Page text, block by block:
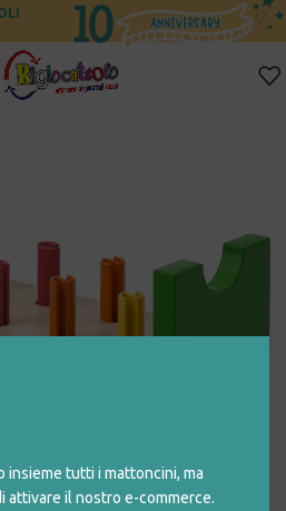
insieme tutti i mattoncini, ma
attivare il nostro e-commerce.